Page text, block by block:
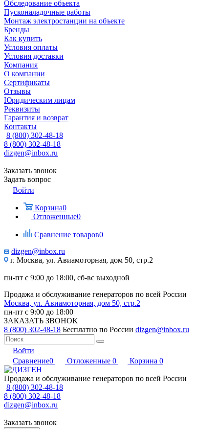
Обследование объекта
Пусконаладочные работы
Монтаж электростанции на объекте
Бренды
Как купить
Условия оплаты
Условия доставки
Компания
О компании
Сертификаты
Отзывы
Юридическим лицам
Реквизиты
Гарантия и возврат
Контакты
8 (800) 302-48-18
8 (800) 302-48-18
dizgen@inbox.ru
Заказать звонок
Задать вопрос
Войти
Корзина0
Отложенные0
Сравнение товаров0
dizgen@inbox.ru
г. Москва, ул. Авиамоторная, дом 50, стр.2
пн-пт с 9:00 до 18:00, сб-вс выходной
Продажа и обслуживание генераторов по всей России
Москва, ул. Авиамоторная, дом 50, стр.2
пн-пт с 9:00 до 18:00
ЗАКАЗАТЬ ЗВОНОК
8 (800) 302-48-18 Бесплатно по России dizgen@inbox.ru
Войти
Сравнение0 Отложенные 0 Корзина 0
Продажа и обслуживание генераторов по всей России
8 (800) 302-48-18
8 (800) 302-48-18
dizgen@inbox.ru
Заказать звонок